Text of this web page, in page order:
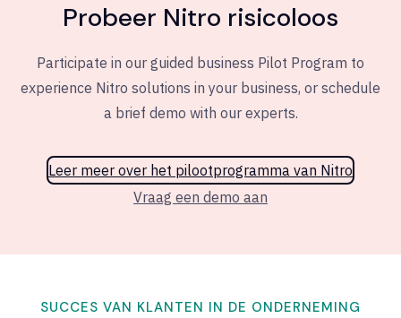
Probeer Nitro risicoloos
Participate in our guided business Pilot Program to
experience Nitro solutions in your business, or schedule
a brief demo with our experts.
Leer meer over het pilootprogramma van Nitro
Vraag een demo aan
SUCCES VAN KLANTEN IN DE ONDERNEMING